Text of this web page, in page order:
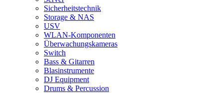
Sicherheitstechnik
Storage & NAS
USV
WLAN-Komponenten
Überwachungskameras
Switch
Bass & Gitarren
Blasinstrumente
DJ Equipment
Drums & Percussion